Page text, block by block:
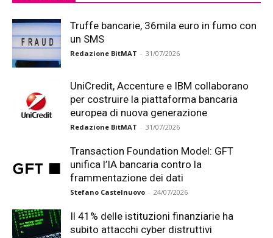
Truffe bancarie, 36mila euro in fumo con
un SMS
Redazione BitMAT - 31/07/2026
UniCredit, Accenture e IBM collaborano
per costruire la piattaforma bancaria
europea di nuova generazione
Redazione BitMAT - 31/07/2026
Transaction Foundation Model: GFT
unifica l’IA bancaria contro la
frammentazione dei dati
Stefano Castelnuovo - 24/07/2026
Il 41% delle istituzioni finanziarie ha
subito attacchi cyber distruttivi